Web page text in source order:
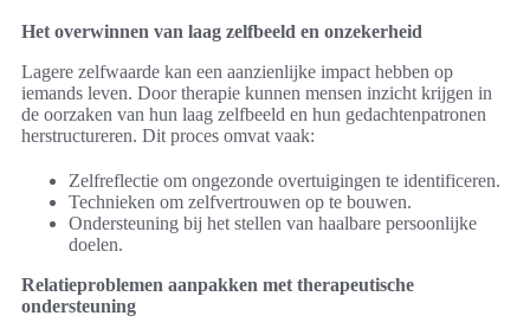
Het overwinnen van laag zelfbeeld en onzekerheid
Lagere zelfwaarde kan een aanzienlijke impact hebben op
iemands leven. Door therapie kunnen mensen inzicht krijgen in
de oorzaken van hun laag zelfbeeld en hun gedachtenpatronen
herstructureren. Dit proces omvat vaak:
Zelfreflectie om ongezonde overtuigingen te identificeren.
Technieken om zelfvertrouwen op te bouwen.
Ondersteuning bij het stellen van haalbare persoonlijke
doelen.
Relatieproblemen aanpakken met therapeutische
ondersteuning